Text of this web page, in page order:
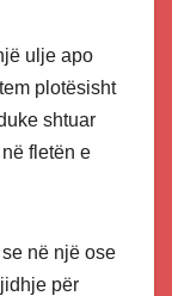
ulje apo
plotësisht
shtuar
fletën e
në një ose
për